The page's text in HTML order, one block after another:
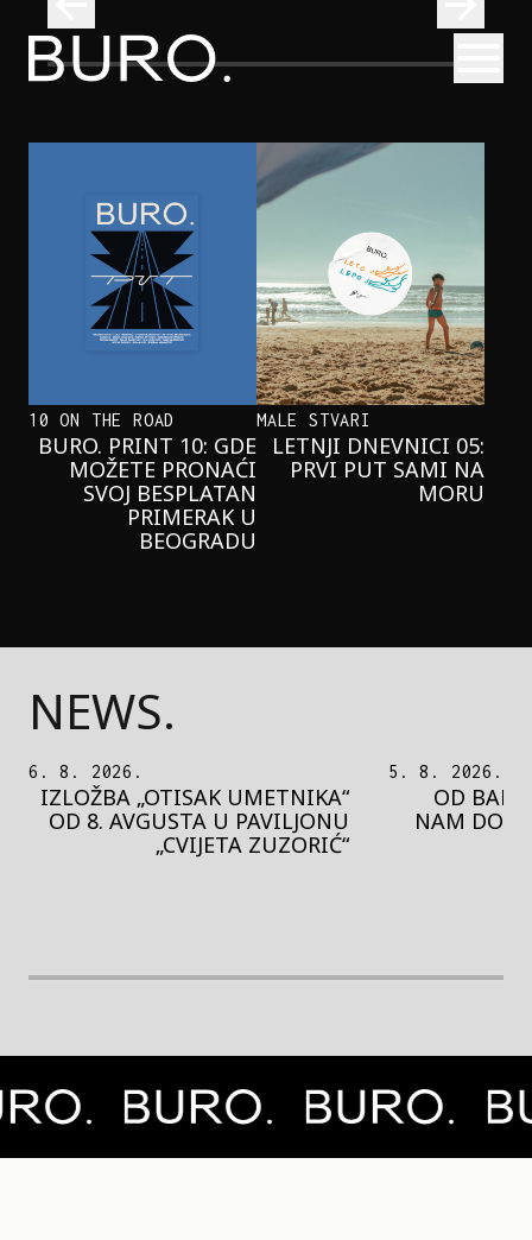
BURO.
NEOBIČNA PRIČA O BLIZNAKINJAMA
KOJE SU INSPIRISALE NOVI
HERCOGOV FILM
10 ON THE ROAD
BURO. PRINT 10: GDE
MOŽETE PRONAĆI
SVOJ BESPLATAN
PRIMERAK U
BEOGRADU
MALE STVARI
LETNJI DNEVNICI 05:
PRVI PUT SAMI NA
MORU
NEWS.
5. 8. 2026.
OD BAROKA DO REJVA: ŠTA
NAM DONOSI NOVI BUPBAP
FESTIVAL?
5. 8. 2026.
PEDJA
MOTIVE